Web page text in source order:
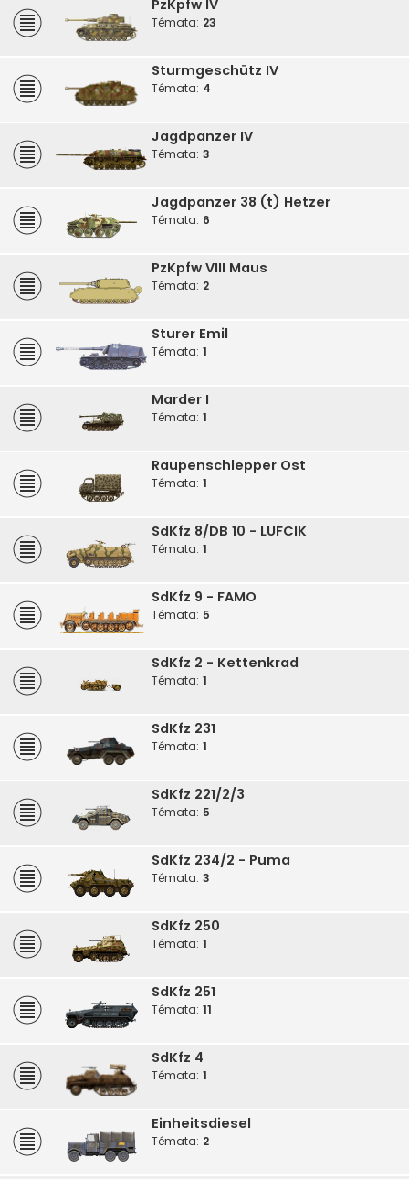
PzKpfw IV
Témata: 23
Sturmgeschütz IV
Témata: 4
Jagdpanzer IV
Témata: 3
Jagdpanzer 38 (t) Hetzer
Témata: 6
PzKpfw VIII Maus
Témata: 2
Sturer Emil
Témata: 1
Marder I
Témata: 1
Raupenschlepper Ost
Témata: 1
SdKfz 8/DB 10 - LUFCIK
Témata: 1
SdKfz 9 - FAMO
Témata: 5
SdKfz 2 - Kettenkrad
Témata: 1
SdKfz 231
Témata: 1
SdKfz 221/2/3
Témata: 5
SdKfz 234/2 - Puma
Témata: 3
SdKfz 250
Témata: 1
SdKfz 251
Témata: 11
SdKfz 4
Témata: 1
Einheitsdiesel
Témata: 2